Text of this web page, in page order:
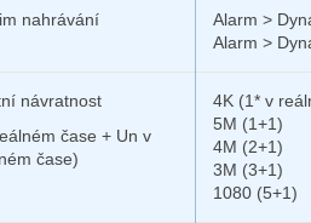
nahrávání
Alarm >
Alarm >
návratnost
čase + Un v
čase)
4K (1* v
5M (1+1)
4M (2+1)
3M (3+1)
1080 (5+1)